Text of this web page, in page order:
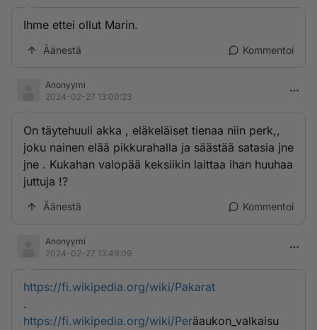
Ihme ettei ollut Marin.
Äänestä Kommentoi
Anonyymi
2024-02-27 13:00:23
On täytehuuli akka , eläkeläiset tienaa niin perk,,
joku nainen elää pikkurahalla ja säästää satasia jne
jne . Kukahan valopää keksiikin laittaa ihan huuhaa
juttuja !?
Äänestä Kommentoi
Anonyymi
2024-02-27 13:49:09
https://fi.wikipedia.org/wiki/Pakarat
.
https://fi.wikipedia.org/wiki/Peräaukon_valkaisu